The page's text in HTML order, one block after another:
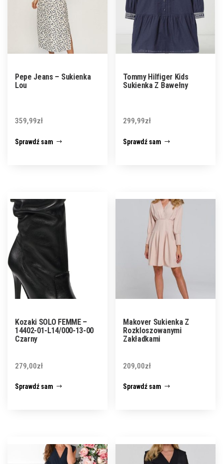
Pepe Jeans – Sukienka
Lou
359,99zł
Sprawdź sam
Tommy Hilfiger Kids
Sukienka Z Bawełny
299,99zł
Sprawdź sam
Kozaki SOLO FEMME –
14402-01-L14/000-13-00
Czarny
279,00zł
Sprawdź sam
Makover Sukienka Z
Rozkloszowanymi
Zakładkami
209,00zł
Sprawdź sam